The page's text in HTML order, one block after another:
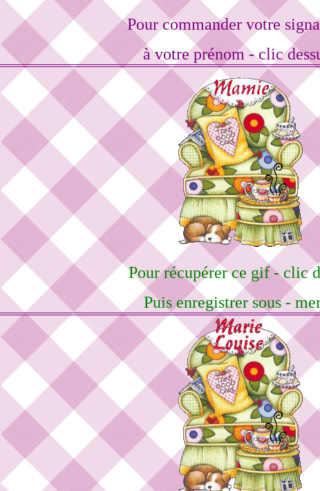
Pour commander votre
à votre prénom - clic
Pour récupérer ce gif - clic
Puis enregistrer sous -